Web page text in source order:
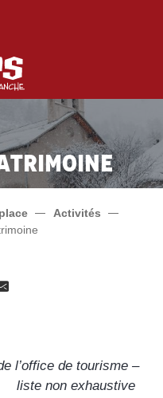
Activités
l’office de tourisme –
liste non exhaustive